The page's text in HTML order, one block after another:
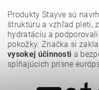
Produkty Stayve sú
štruktúru a vzhľad pleti,
hydratáciu a
pokožky. Značka si
vysokej účinnosti a
spĺňajúcich prísne